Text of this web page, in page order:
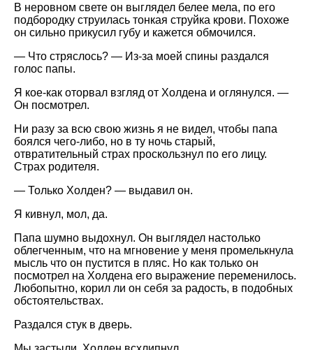
В неровном свете он выглядел белее мела, по его
подбородку струилась тонкая струйка крови. Похоже
он сильно прикусил губу и кажется обмочился.
— Что стряслось? — Из-за моей спины раздался
голос папы.
Я кое-как оторвал взгляд от Холдена и оглянулся. —
Он посмотрел.
Ни разу за всю свою жизнь я не видел, чтобы папа
боялся чего-либо, но в ту ночь старый,
отвратительный страх проскользнул по его лицу.
Страх родителя.
— Только Холден? — выдавил он.
Я кивнул, мол, да.
Папа шумно выдохнул. Он выглядел настолько
облегченным, что на мгновение у меня промелькнула
мысль что он пустится в пляс. Но как только он
посмотрел на Холдена его выражение переменилось.
Любопытно, корил ли он себя за радость, в подобных
обстоятельствах.
Раздался стук в дверь.